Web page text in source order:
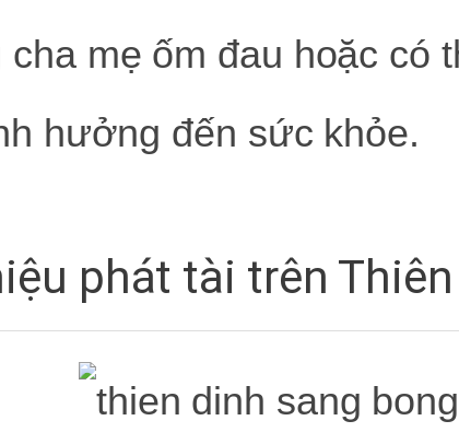
cha mẹ ốm đau hoặc có
hưởng đến sức khỏe.
phát tài trên